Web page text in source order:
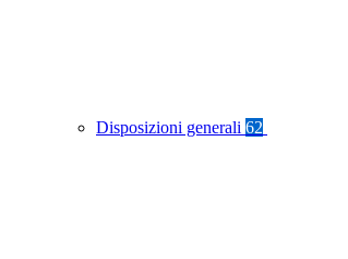
Disposizioni generali 62